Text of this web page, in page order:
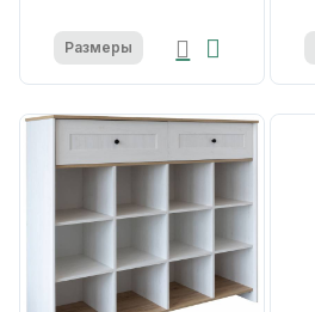
Размеры